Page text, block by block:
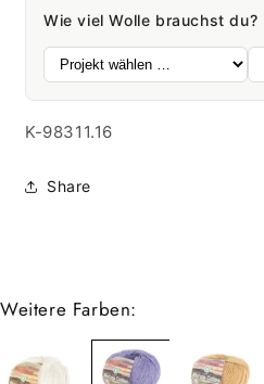
Wie viel Wolle brauchst du?
SKU:
K-98311.16
Share
Weitere Farben: